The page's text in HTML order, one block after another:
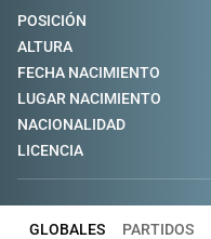
POSICIÓN
ALTURA
FECHA NACIMIENTO
LUGAR NACIMIENTO
NACIONALIDAD
LICENCIA
GLOBALES PARTIDOS